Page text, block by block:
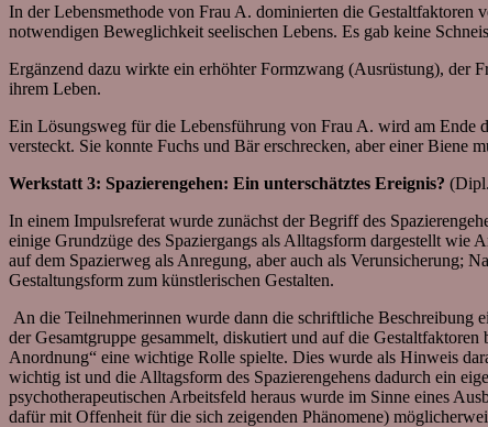
In der Lebensmethode von Frau A. dominierten die
notwendigen Beweglichkeit seelischen Lebens. Es gab keine
Ergänzend dazu wirkte ein erhöhter Formzwang (Ausrüstung), der
ihrem Leben.
Ein Lösungsweg für die Lebensführung von Frau A. wird am Ende
versteckt. Sie konnte Fuchs und Bär erschrecken, aber einer Biene
Werkstatt 3: Spazierengehen: Ein unterschätztes Ereignis?
In einem Impulsreferat wurde zunächst der Begriff des
einige Grundzüge des Spaziergangs als Alltagsform dargestellt
auf dem Spazierweg als Anregung, aber auch als Verunsicherung;
Gestaltungsform zum künstlerischen Gestalten.
An die Teilnehmerinnen wurde dann die schriftliche Beschreibung
der Gesamtgruppe gesammelt, diskutiert und auf die
Anordnung“ eine wichtige Rolle spielte. Dies wurde als Hinweis
wichtig ist und die Alltagsform des Spazierengehens dadurch ein
psychotherapeutischen Arbeitsfeld heraus wurde im Sinne eines
dafür mit Offenheit für die sich zeigenden Phänomene)